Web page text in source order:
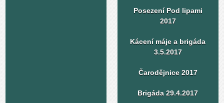
Posezení Pod lipami
2017
Kácení máje a brigáda
3.5.2017
Čarodějnice 2017
Brigáda 29.4.2017